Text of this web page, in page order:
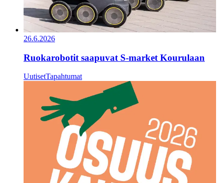
26.6.2026
Ruokarobotit saapuvat S-market Kourulaan
UutisetTapahtumat